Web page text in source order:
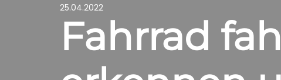
25.04.2022
Fahrrad